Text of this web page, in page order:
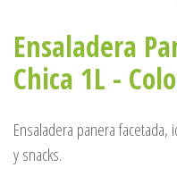
Ensaladera
Chica 1L -
Ensaladera panera
y snacks.